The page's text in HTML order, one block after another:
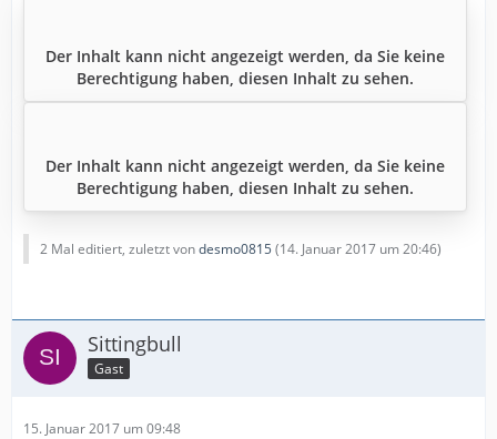
Der Inhalt kann nicht angezeigt werden, da Sie keine
Berechtigung haben, diesen Inhalt zu sehen.
Der Inhalt kann nicht angezeigt werden, da Sie keine
Berechtigung haben, diesen Inhalt zu sehen.
2 Mal editiert, zuletzt vondesmo0815(14. Januar 2017 um 20:46)
Sittingbull
Gast
15. Januar 2017 um 09:48